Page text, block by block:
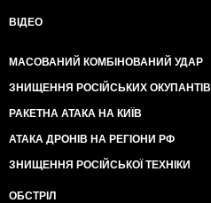
ВІДЕО
МАСОВАНИЙ КОМБІНОВАНИЙ УДАР
ЗНИЩЕННЯ РОСІЙСЬКИХ ОКУПАНТІВ
РАКЕТНА АТАКА НА КИЇВ
АТАКА ДРОНІВ НА РЕГІОНИ РФ
ЗНИЩЕННЯ РОСІЙСЬКОЇ ТЕХНІКИ
ОБСТРІЛ